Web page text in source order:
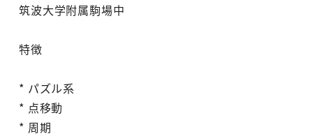
筑波大学附属駒場中
特徴
* パズル系
* 点移動
* 周期